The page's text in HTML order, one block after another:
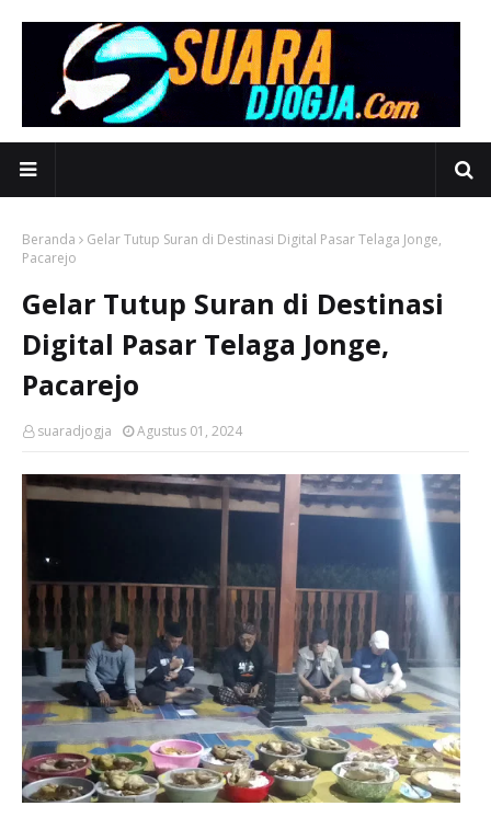
Beranda
Gelar Tutup Suran di Destinasi Digital Pasar Telaga Jonge,
Pacarejo
Gelar Tutup Suran di Destinasi
Digital Pasar Telaga Jonge,
Pacarejo
suaradjogja Agustus 01, 2024